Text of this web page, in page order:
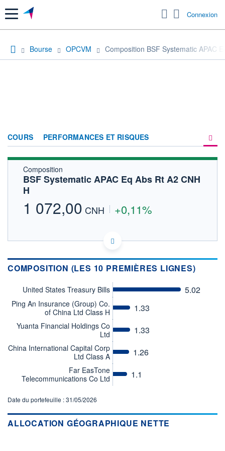
Menu Connexion
Bourse OPCVM Composition BSF Systematic APAC
COURS PERFORMANCES ET RISQUES
FORUM
Composition
BSF Systematic APAC Eq Abs Rt A2 CNH
H
1 072,00 CNH +0,11%
LU3030295243 - BlackRock (Luxembourg) SA
Consulter le prospectus / DIC
Alternatives Market Neutral
- Autres
FONDS PARTENAIRES
TARIFS PRIVILÉGIÉS
ÉLIGIBILITÉ
COMPOSITION (LES 10 PREMIÈRES LIGNES)
United States Treasury Bills 5.02
Ping An Insurance (Group) Co.
of China Ltd Class H
1.33
Yuanta Financial Holdings Co
Ltd
1.33
China International Capital Corp
Ltd Class A
1.26
Far EasTone
Telecommunications Co Ltd
1.1
Date du portefeuille : 31/05/2026
ALLOCATION GÉOGRAPHIQUE NETTE